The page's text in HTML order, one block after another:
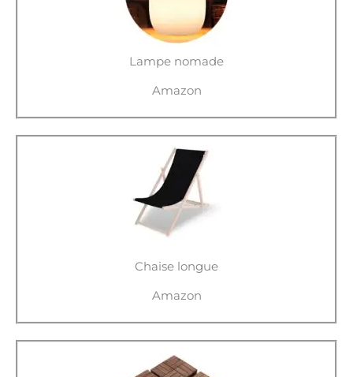
Lampe nomade
Amazon
Chaise longue
Amazon